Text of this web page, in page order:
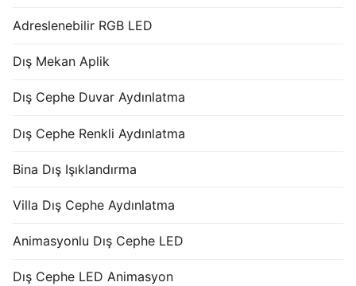
Adreslenebilir RGB LED
Dış Mekan Aplik
Dış Cephe Duvar Aydınlatma
Dış Cephe Renkli Aydınlatma
Bina Dış Işıklandırma
Villa Dış Cephe Aydınlatma
Animasyonlu Dış Cephe LED
Dış Cephe LED Animasyon